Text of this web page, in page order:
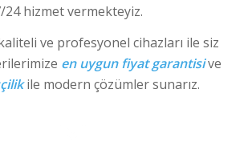
24 hizmet vermekteyiz.
ve profesyonel cihazları ile siz
en uygun fiyat garantisive
ile modern çözümler sunarız.